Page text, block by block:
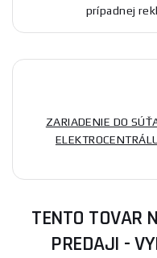
prípadnej
ZARIADENIE DO
TENTO TOVAR
PREDAJI -